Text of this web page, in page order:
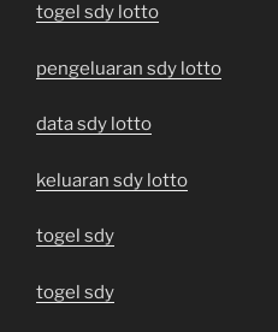
togel sdy lotto
pengeluaran sdy lotto
data sdy lotto
keluaran sdy lotto
togel sdy
togel sdy